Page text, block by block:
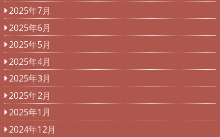
2025年7月
2025年6月
2025年5月
2025年4月
2025年3月
2025年2月
2025年1月
2024年12月